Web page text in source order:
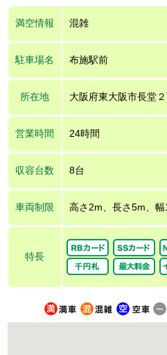
満空情報 混雑
駐車場名 布施駅前
所在地 大阪府東大阪市長堂２
営業時間 24時間
収容台数 8台
車両制限 高さ2m、長さ5m、
特長